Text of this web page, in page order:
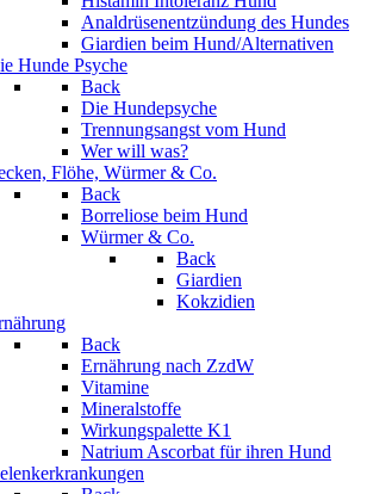
Analdrüsenentzündung des Hundes
Giardien beim Hund/Alternativen
Hunde Psyche
Back
Die Hundepsyche
Trennungsangst vom Hund
Wer will was?
Flöhe, Würmer & Co.
Back
Borreliose beim Hund
Würmer & Co.
Back
Giardien
Kokzidien
Back
Ernährung nach ZzdW
Vitamine
Mineralstoffe
Wirkungspalette K1
Natrium Ascorbat für ihren Hund